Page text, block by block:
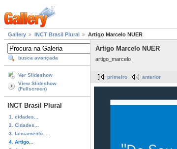
Gallery INCT Brasil Plural Artigo Marcelo NUER
busca avançada
Ver Slideshow
View Slideshow
(Fullscreen)
INCT Brasil Plural
1. cidades...
2. Cidades...
3. lancamento_...
4. Artigo...
Artigo Marcelo NUER
artigo_marcelo
primeiro anterior